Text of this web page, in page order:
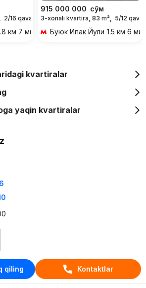
qiling Kontaktlar
2/16 qavat
км 7 мин transportda
915 000 000 сўм
3-xonali kvartira, 83 m², 5/12 qavat
Буюк Ипак Йули 1.5 км 6
kvartiralar
yaqin kvartiralar